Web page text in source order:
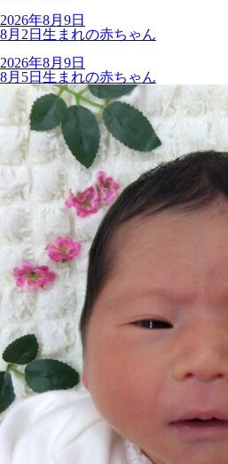
2026年8月9日
8月2日生まれの赤ちゃん
2026年8月9日
8月5日生まれの赤ちゃん